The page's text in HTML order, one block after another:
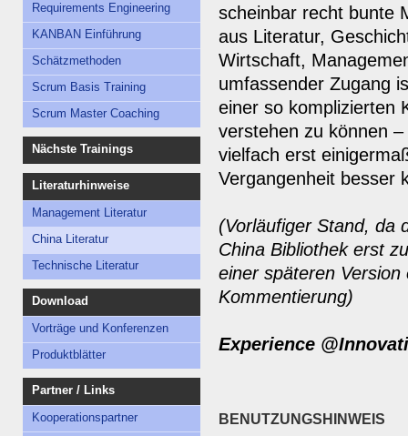
Requirements Engineering
KANBAN Einführung
Schätzmethoden
Scrum Basis Training
Scrum Master Coaching
Nächste Trainings
Literaturhinweise
Management Literatur
China Literatur
Technische Literatur
Download
Vorträge und Konferenzen
Produktblätter
Partner / Links
Kooperationspartner
scheinbar recht bunte
aus Literatur,
Wirtschaft,
umfassender Zugang
einer so komplizierten
verstehen zu können
vielfach erst
Vergangenheit besser
(Vorläufiger Stand, da
China Bibliothek erst
einer späteren
Kommentierung)
Experience
BENUTZUNGSHINWEIS